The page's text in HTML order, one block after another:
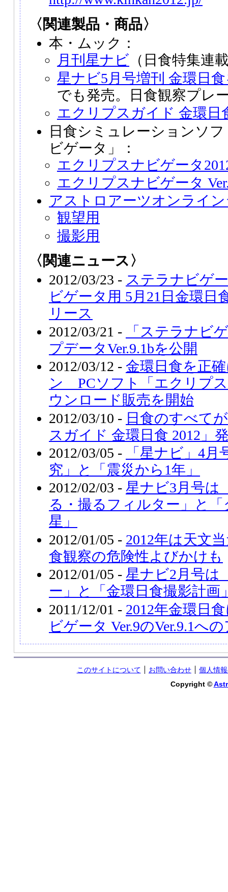
〈関連製品・商品〉
本・ムック：
月刊星ナビ （日食特集連
星ナビ5月号増刊 金環日
でも発売。日食観察プレ
エクリプスガイド 金環日
日食シミュレーションソ
ビゲータ」：
エクリプスナビゲータ
エクリプスナビゲータ
アストロアーツオンライ
観望用
撮影用
〈関連ニュース〉
2012/03/23 - ステラナビゲ
ビゲータ用 5月21日金環日
リース
2012/03/21 -
「ステラナビ
プデータVer.9.1bを公開
2012/03/12 - 金環日食を正
ン PCソフト「エクリプ
ウンロード販売を開始
2012/03/10 - 日食のすべて
スガイド 金環日食 2012」
2012/03/05 -
「星ナビ」4
究」と「震災から1年」
2012/02/03 - 星ナビ3月号は
る・撮るフィルター」と
星」
2012/01/05 - 2012年は天文
食観察の危険性よびかけも
2012/01/05 - 星ナビ2月号は
ー」と「金環日食撮影計画
2011/12/01 - 2012年金環日
ビゲータ Ver.9のVer.9.1へ
このサイトについて お問い合わせ
個人情
Copyright ©